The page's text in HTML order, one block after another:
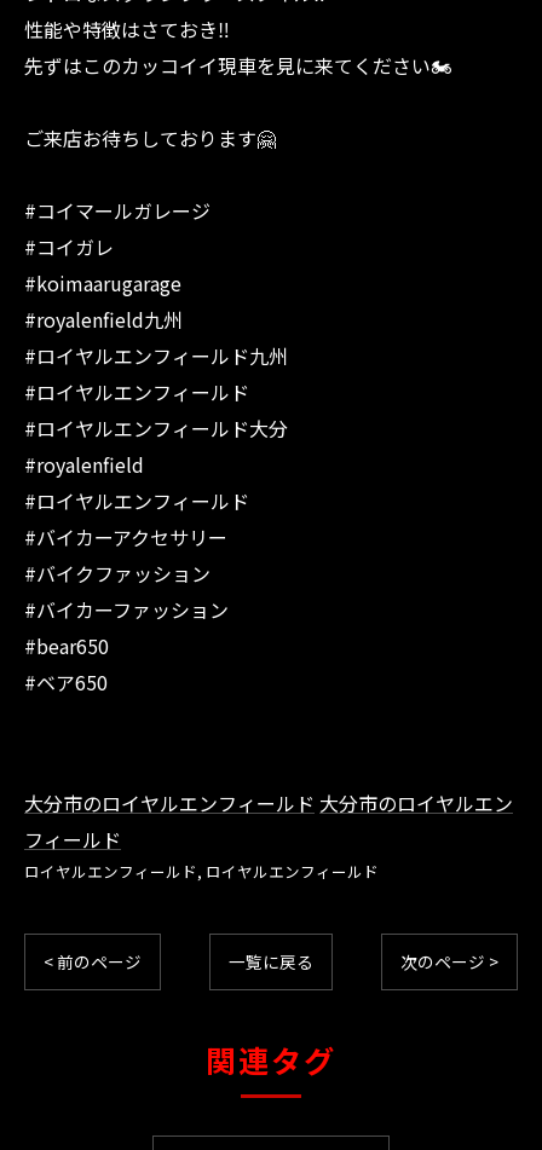
性能や特徴はさておき‼︎
先ずはこのカッコイイ現車を見に来てください🏍️
ご来店お待ちしております🤗
#コイマールガレージ
#コイガレ
#koimaarugarage
#royalenfield九州
#ロイヤルエンフィールド九州
#ロイヤルエンフィールド
#ロイヤルエンフィールド大分
#royalenfield
#ロイヤルエンフィールド
#バイカーアクセサリー
#バイクファッション
#バイカーファッション
#bear650
#ベア650
大分市のロイヤルエンフィールド 大分市のロイヤルエン
フィールド
ロイヤルエンフィールド ロイヤルエンフィールド
< 前のページ 一覧に戻る 次のページ >
関連タグ